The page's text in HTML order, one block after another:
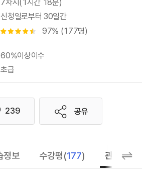
7차시(1시간 18분)
신청일로부터 30일간
별점 4.5개 97% (177명)
60%이상이수
초급
좋아요
239 공유
정보 수강평(177) 관련 추천 학